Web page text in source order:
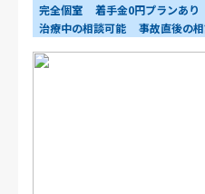
完全個室
着手金0円プランあり
治療中の相談可能
事故直後の